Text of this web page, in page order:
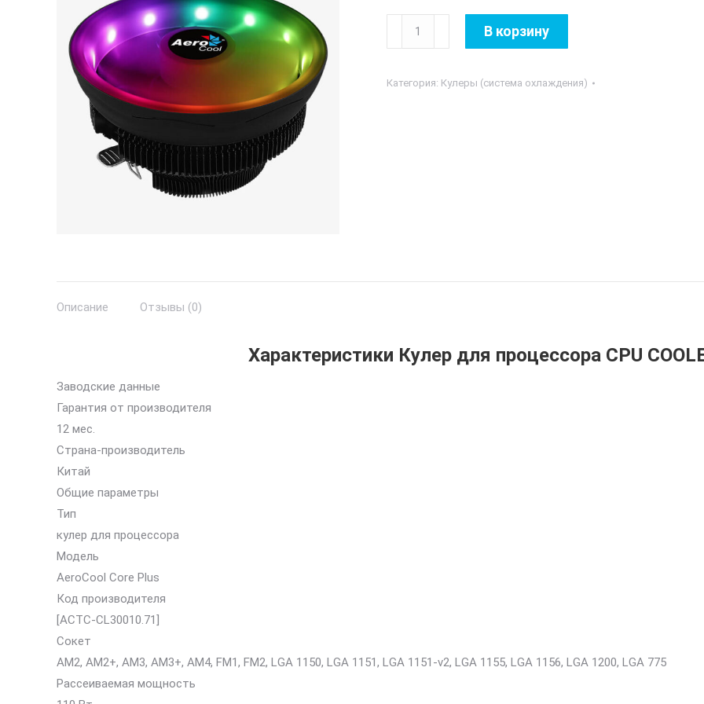
Количество
товара
COOLER
В корзину
Категория: Кулеры (система охлаждения)
Описание Отзывы (0)
Характеристики Кулер для процессора CPU
Заводские данные
Гарантия от производителя
12 мес.
Страна-производитель
Китай
Общие параметры
Тип
кулер для процессора
Модель
AeroCool Core Plus
Код производителя
[ACTC-CL30010.71]
Сокет
AM2, AM2+, AM3, AM3+, AM4, FM1, FM2, LGA 1150, LGA 1151, LGA 1151-v2, LGA 1155, LGA 1156, LGA 1200, LGA 775
Рассеиваемая мощность